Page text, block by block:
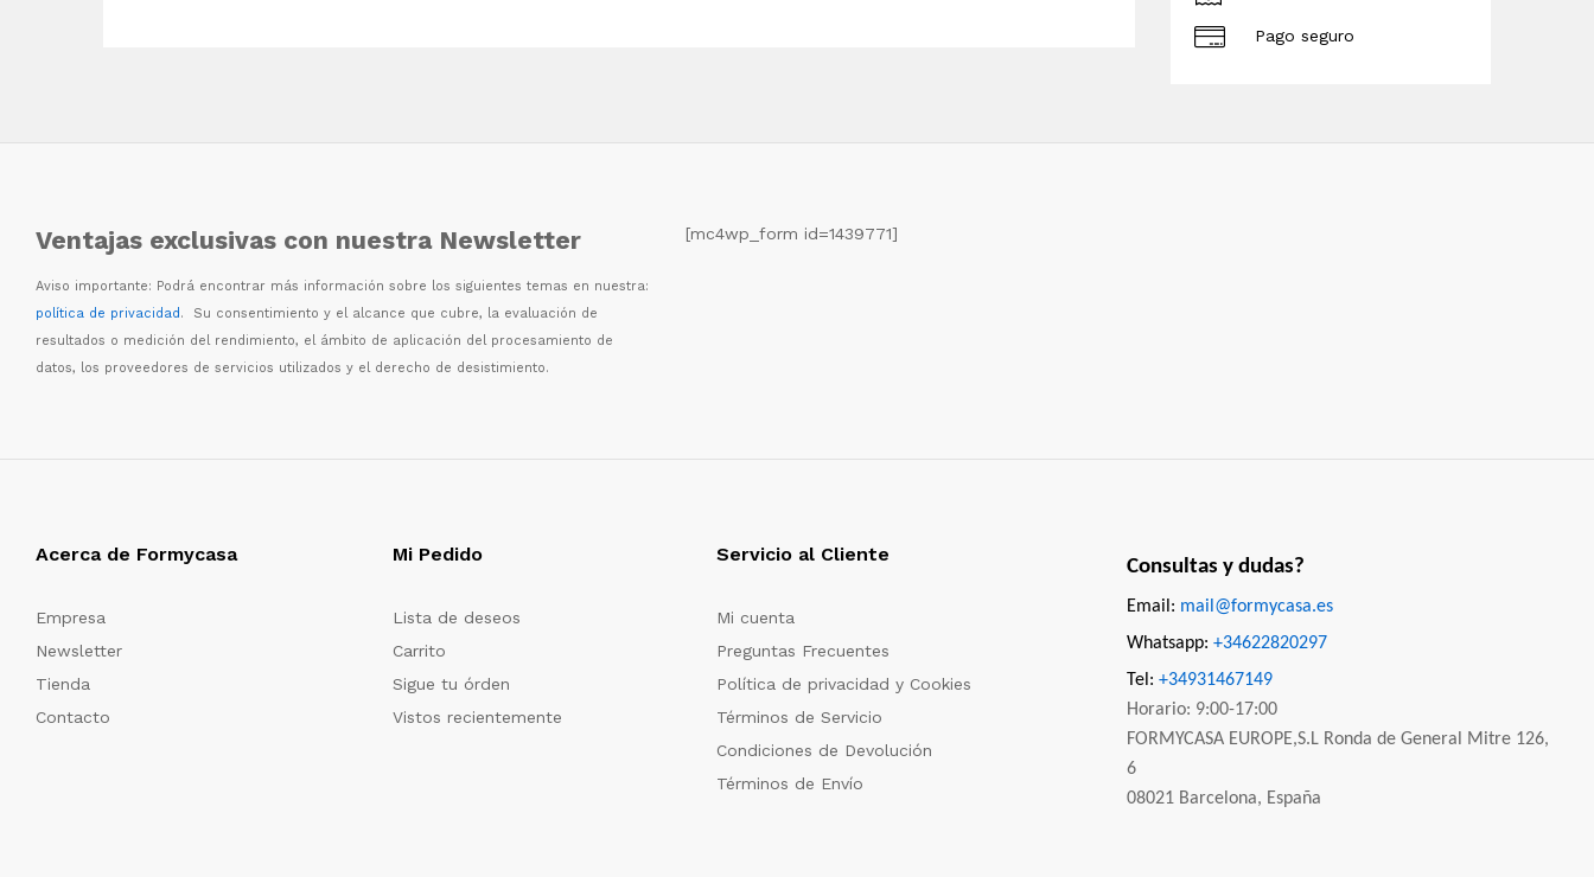
Pago seguro
Ventajas exclusivas con nuestra Newsletter
Aviso importante: Podrá encontrar más información sobre los siguientes temas en nuestra:
política de privacidad. Su consentimiento y el alcance que cubre, la evaluación de
resultados o medición del rendimiento, el ámbito de aplicación del procesamiento de
datos, los proveedores de servicios utilizados y el derecho de desistimiento.
[mc4wp_form id=1439771]
Acerca de Formycasa
Empresa
Newsletter
Tienda
Contacto
Mi Pedido
Lista de deseos
Carrito
Sigue tu órden
Vistos recientemente
Servicio al Cliente
Mi cuenta
Preguntas Frecuentes
Política de privacidad y Cookies
Términos de Servicio
Condiciones de Devolución
Términos de Envío
Consultas y dudas?
Email: mail@formycasa.es
Whatsapp: +34622820297
Tel: +34931467149
Horario: 9:00-17:00
FORMYCASA EUROPE,S.L Ronda de General Mitre 126,
6
08021 Barcelona, España